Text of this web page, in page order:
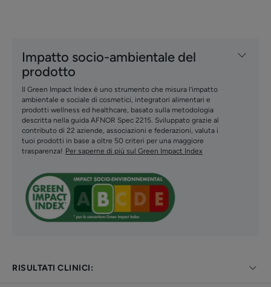
secondo trimestre), durante l’allattamento o un
trattamento antitumorale. Testato sotto controllo
dermatologico.
Benefici
• FAVORISCE la crescita fisiologica dei capelli*
• CONTRIBUISCE a rallentare la caduta dei capelli
• FORTIFICA la fibra capillare
• DENSIFICA e sublima i capelli
Impatto socio-ambientale del
prodotto
Il Green Impact Index è uno strumento che misura l’impatto
ambientale e sociale di cosmetici, integratori alimentari e
prodotti wellness ed healthcare, basato sulla metodologia
descritta nella guida AFNOR Spec 2215. Sviluppato grazie al
contributo di 22 aziende, associazioni e federazioni, valuta i
tuoi prodotti in base a oltre 50 criteri per una maggiore
trasparenza! Per saperne di più sul Green Impact Index
RISULTATI CLINICI: